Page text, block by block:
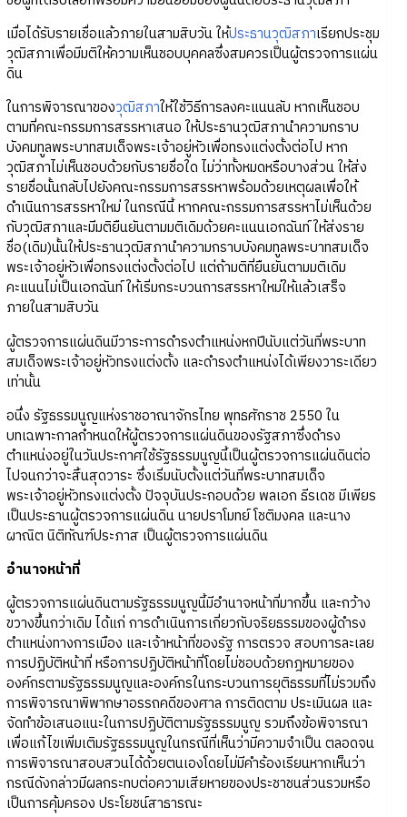
เมื่อได้รับรายเชื่อแล้วภายในสามสิบวัน ให้ประธานวุฒิสภาเรียกประชุม
วุฒิสภาเพื่อมีมติให้ความเห็นชอบบุคคลซึ่งสมควรเป็นผู้ตรวจการแผ่น
ดิน
ในการพิจารณาของวุฒิสภาให้ใช้วิธีการลงคะแนนลับ หากเห็นชอบ
ตามที่คณะกรรมการสรรหาเสนอ ให้ประธานวุฒิสภานำความกราบ
บังคมทูลพระบาทสมเด็จพระเจ้าอยู่หัวเพื่อทรงแต่งตั้งต่อไป หาก
วุฒิสภาไม่เห็นชอบด้วยกับรายชื่อใด ไม่ว่าทั้งหมดหรือบางส่วน ให้ส่ง
รายชื่อนั้นกลับไปยังคณะกรรมการสรรหาพร้อมด้วยเหตุผลเพื่อให้
ดำเนินการสรรหาใหม่ ในกรณีนี้ หากคณะกรรมการสรรหาไม่เห็นด้วย
กับวุฒิสภาและมีมติยืนยันตามมติเดิมด้วยคะแนนเอกฉันท์ ให้ส่งราย
ชื่อ(เดิม)นั้นให้ประธานวุฒิสภานำความกราบบังคมทูลพระบาทสมเด็จ
พระเจ้าอยู่หัวเพื่อทรงแต่งตั้งต่อไป แต่ถ้ามติที่ยืนยันตามมติเดิม
คะแนนไม่เป็นเอกฉันท์ ให้เริ่มกระบวนการสรรหาใหม่ให้แล้วเสร็จ
ภายในสามสิบวัน
ผู้ตรวจการแผ่นดินมีวาระการดำรงตำแหน่งหกปีนับแต่วันที่พระบาท
สมเด็จพระเจ้าอยู่หัวทรงแต่งตั้ง และดำรงตำแหน่งได้เพียงวาระเดียว
เท่านั้น
อนึ่ง รัฐธรรมนูญแห่งราชอาณาจักรไทย พุทธศักราช 2550 ใน
บทเฉพาะกาลกำหนดให้ผู้ตรวจการแผ่นดินของรัฐสภาซึ่งดำรง
ตำแหน่งอยู่ในวันประกาศใช้รัฐธรรมนูญนี้เป็นผู้ตรวจการแผ่นดินต่อ
ไปจนกว่าจะสิ้นสุดวาระ ซึ่งเริ่มนับตั้งแต่วันที่พระบาทสมเด็จ
พระเจ้าอยู่หัวทรงแต่งตั้ง ปัจจุบันประกอบด้วย พลเอก ธีรเดช มีเพียร
เป็นประธานผู้ตรวจการแผ่นดิน นายปราโมทย์ โชติมงคล และนาง
ผาณิต นิติทัณฑ์ประภาส เป็นผู้ตรวจการแผ่นดิน
อำนาจหน้าที่
ผู้ตรวจการแผ่นดินตามรัฐธรรมนูญนี้มีอำนาจหน้าที่มากขึ้น และกว้าง
ขวางขึ้นกว่าเดิม ได้แก่ การดำเนินการเกี่ยวกับจริยธรรมของผู้ดำรง
ตำแหน่งทางการเมือง และเจ้าหน้าที่ของรัฐ การตรวจ สอบการละเลย
การปฏิบัติหน้าที่ หรือการปฏิบัติหน้าที่โดยไม่ชอบด้วยกฎหมายของ
องค์กรตามรัฐธรรมนูญและองค์กรในกระบวนการยุติธรรมที่ไม่รวมถึง
การพิจารณาพิพากษาอรรถคดีของศาล การติดตาม ประเมินผล และ
จัดทำข้อเสนอแนะในการปฏิบัติตามรัฐธรรมนูญ รวมถึงข้อพิจารณา
เพื่อแก้ไขเพิ่มเติมรัฐธรรมนูญในกรณีที่เห็นว่ามีความจำเป็น ตลอดจน
การพิจารณาสอบสวนได้ด้วยตนเองโดยไม่มีคำร้องเรียนหากเห็นว่า
กรณีดังกล่าวมีผลกระทบต่อความเสียหายของประชาชนส่วนรวมหรือ
เป็นการคุ้มครอง ประโยชน์สาธารณะ